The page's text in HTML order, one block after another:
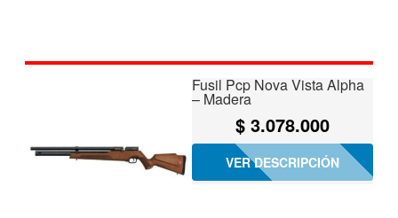
Fusil Pcp Nova Vista Alpha
– Madera
$3.078.000
VER DESCRIPCIÓN